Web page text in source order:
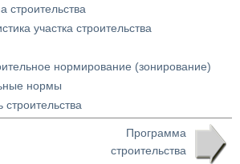
строительства
участка строительства
нормирование (зонирование)
нормы
строительства
Программа
строительства